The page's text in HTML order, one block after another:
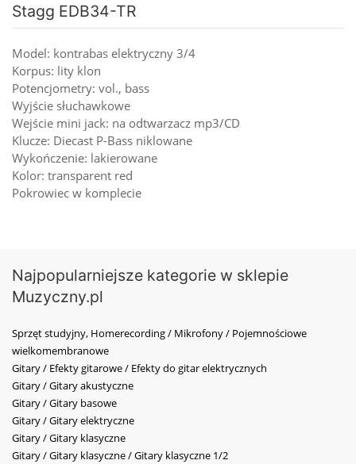
Stagg EDB34-TR
Model: kontrabas elektryczny 3/4
Korpus: lity klon
Potencjometry: vol., bass
Wyjście słuchawkowe
Wejście mini jack: na odtwarzacz mp3/CD
Klucze: Diecast P-Bass niklowane
Wykończenie: lakierowane
Kolor: transparent red
Pokrowiec w komplecie
Najpopularniejsze kategorie w sklepie
Muzyczny.pl
Sprzęt studyjny, Homerecording / Mikrofony / Pojemnościowe
wielkomembranowe
Gitary / Efekty gitarowe / Efekty do gitar elektrycznych
Gitary / Gitary akustyczne
Gitary / Gitary basowe
Gitary / Gitary elektryczne
Gitary / Gitary klasyczne
Gitary / Gitary klasyczne / Gitary klasyczne 1/2